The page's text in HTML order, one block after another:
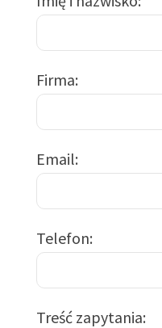
Firma
Email
Telefon
Treść zapytania